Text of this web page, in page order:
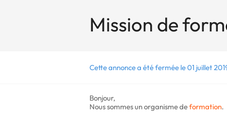
Mission de
Cette annonce a été fermée le 01 juillet
Bonjour,
Nous sommes un organisme deformation.